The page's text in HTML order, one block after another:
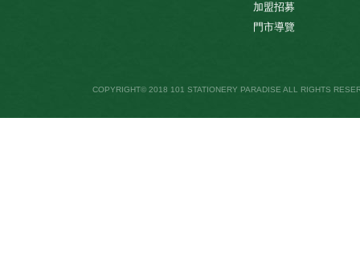
加盟招募
門市導覽
COPYRIGHT© 2018 101 STATIONERY PARADISE ALL RIGHTS